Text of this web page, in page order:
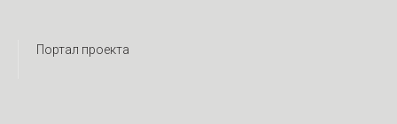
Портал проекта